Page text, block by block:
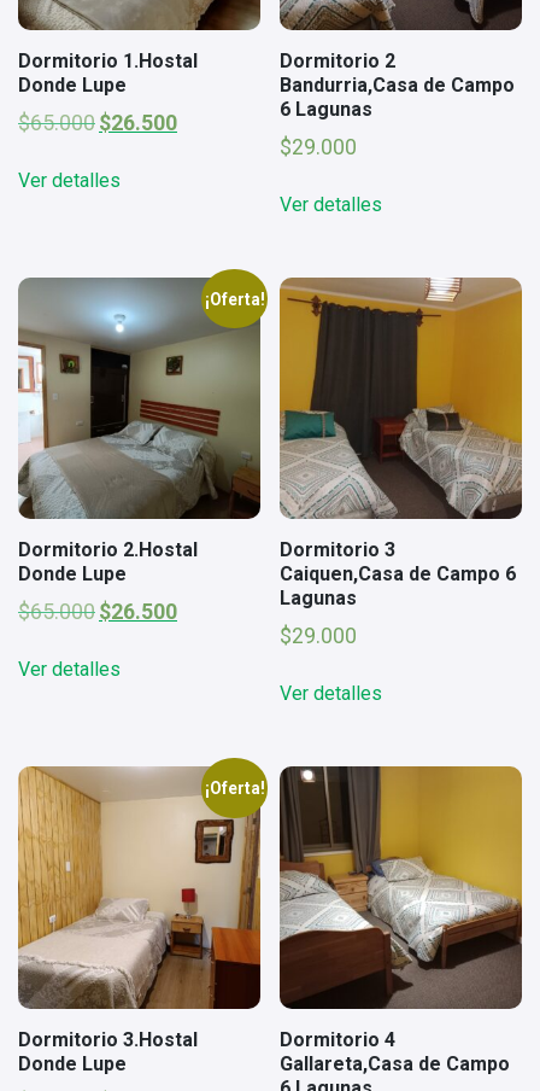
Dormitorio 1.Hostal
Donde Lupe
$65.000 El
era:
$26.500El
Ver detalles
Dormitorio 2
Bandurria,Casa de Campo
6 Lagunas
$29.000
Ver detalles
¡Oferta!
Dormitorio 2.Hostal
Donde Lupe
$65.000 El
era:
$26.500El
Ver detalles
Dormitorio 3
Caiquen,Casa de Campo 6
Lagunas
$29.000
Ver detalles
¡Oferta!
Dormitorio 3.Hostal
Donde Lupe
Dormitorio 4
Gallareta,Casa de Campo